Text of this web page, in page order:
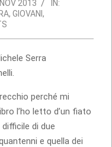
2013
IN:
, GIOVANI ,
Serra
perché mi
l’ho letto d’un fiato
di due
e quella dei